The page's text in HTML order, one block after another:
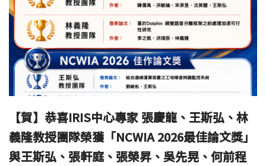
【賀】恭喜IRIS中心專家 張慶龍、王斯弘、林
義隆教授團隊榮獲「NCWIA 2026最佳論文獎」
與王斯弘、張軒庭、張榮昇、吳先晃、何前程